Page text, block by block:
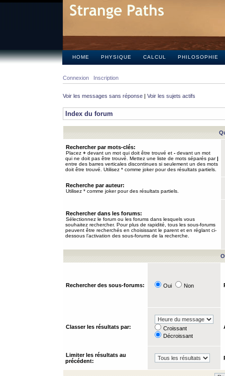
HOME PHYSIQUE CALCUL PHILOSOPHIE
Connexion Inscription
Voir les messages sans réponse | Voir les sujets actifs
Index du forum
Rechercher par mots-clés:
Placez + devant un mot qui doit être trouvé et - devant un mot
qui ne doit pas être trouvé. Mettez une liste de mots séparés par|
entre des barres verticales discontinues si seulement un des mots
doit être trouvé. Utilisez * comme joker pour des résultats partiels.
Recherche par auteur:
Utilisez * comme joker pour des résultats partiels.
Rechercher dans les forums:
Sélectionnez le forum ou les forums dans lesquels vous
souhaitez rechercher. Pour plus de rapidité, tous les sous-forums
peuvent être recherchés en choisissant le parent et en réglant ci-
dessous l’activation des sous-forums de la recherche.
Rechercher des sous-forums: Oui Non
Classer les résultats par:
Croissant
Décroissant
Limiter les résultats au
précédent: